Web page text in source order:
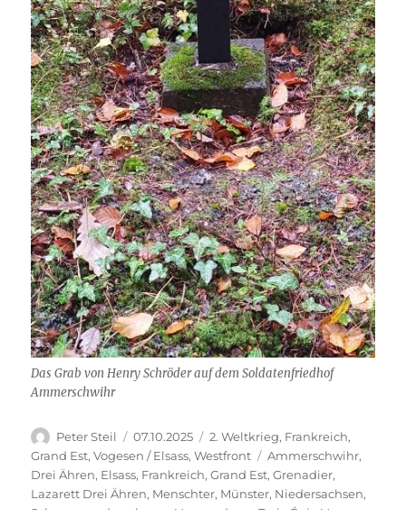
Das Grab von Henry Schröder auf dem Soldatenfriedhof
Ammerschwihr
Autor
Peter Steil
Veröffentlicht
am
07.10.2025 Kategorien
2. Weltkrieg, Frankreich,
Grand Est,Vogesen / Elsass,Westfront Schlagwörter
Ammerschwihr,
Drei Ähren, Elsass, Frankreich,Grand Est,Grenadier,
Lazarett Drei Ähren, Menschter, Münster, Niedersachsen,